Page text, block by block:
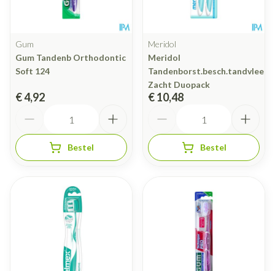
Gum
Gum Tandenb Orthodontic
Soft 124
€ 4,92
Bestel
Meridol
Meridol
Tandenborst.besch.tandvlees
Zacht Duopack
€ 10,48
Bestel